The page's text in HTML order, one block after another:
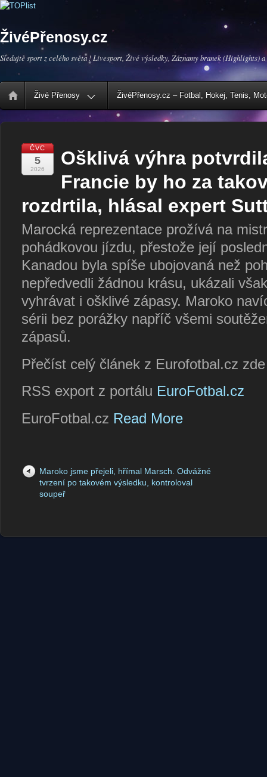
ŽivéPřenosy.cz
Sledujte sport z celého světa ! Livesport, Živé výsledky, Záznamy branek (Highlights) a
Živé Přenosy ŽivéPřenosy.cz – Fotbal, Hokej, Tenis,
ČVC
5
2026
Ošklivá výhra
Francie by ho za
rozdrtila, hlásal expert
Marocká reprezentace prožívá na
pohádkovou jízdu, přestože její
Kanadou byla spíše ubojovaná než
nepředvedli žádnou krásu, ukázali
vyhrávat i ošklivé zápasy. Maroko
sérii bez porážky napříč všemi
zápasů.
Přečíst celý článek z Eurofotbal.cz
RSS export z portálu EuroFotbal.cz
EuroFotbal.cz Read More
Maroko jsme přejeli, hřímal Marsch. Odvážné
tvrzení po takovém výsledku, kontroloval
soupeř